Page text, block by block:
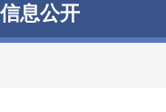
息公开